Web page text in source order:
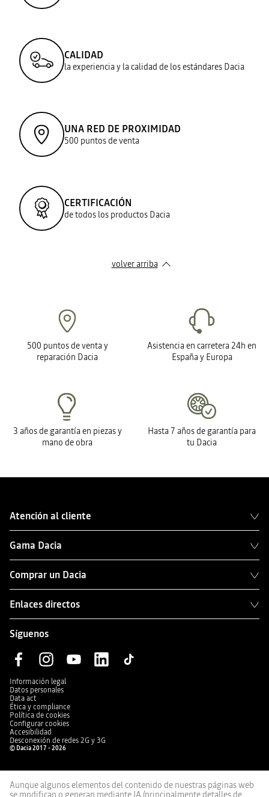
CALIDAD
la experiencia y la calidad de los estándares Dacia
UNA RED DE PROXIMIDAD
500 puntos de venta
CERTIFICACIÓN
de todos los productos Dacia
volver arriba
500 puntos de venta y
reparación Dacia
Asistencia en carretera 24h en
España y Europa
3 años de garantía en piezas y
mano de obra
Hasta 7 años de garantía para
tu Dacia
Atención al cliente
Gama Dacia
Comprar un Dacia
Enlaces directos
Síguenos
Información legal
Datos personales
Data act
Ética y compliance
Política de cookies
Configurar cookies
Accesibilidad
Desconexión de redes 2G y 3G
© Dacia 2017 - 2026
Aunque algunos elementos del contenido de nuestras páginas web